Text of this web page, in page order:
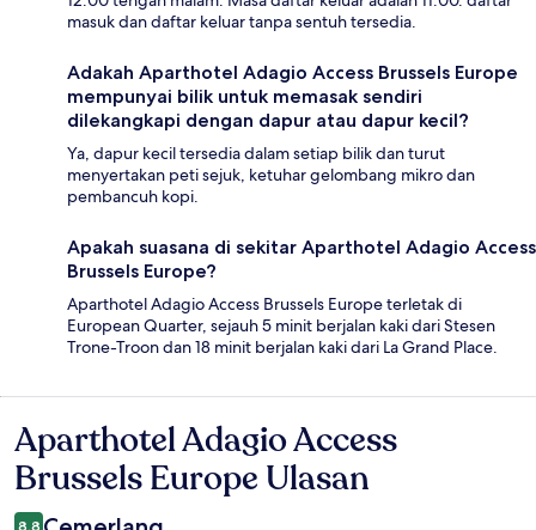
masuk dan daftar keluar tanpa sentuh tersedia.
Adakah Aparthotel Adagio Access Brussels Europe
mempunyai bilik untuk memasak sendiri
dilekangkapi dengan dapur atau dapur kecil?
Ya, dapur kecil tersedia dalam setiap bilik dan turut
menyertakan peti sejuk, ketuhar gelombang mikro dan
pembancuh kopi.
Apakah suasana di sekitar Aparthotel Adagio Access
Brussels Europe?
Aparthotel Adagio Access Brussels Europe terletak di
European Quarter, sejauh 5 minit berjalan kaki dari Stesen
Trone-Troon dan 18 minit berjalan kaki dari La Grand Place.
Ulasan
Aparthotel Adagio Access
Brussels Europe Ulasan
8.8